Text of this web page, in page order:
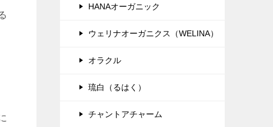
HANAオーガニック
ウェリナオーガニクス（WELINA）
オラクル
琉白（るはく）
チャントアチャーム